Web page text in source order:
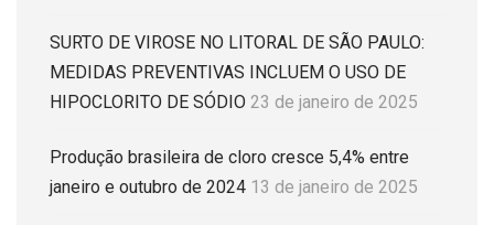
SURTO DE VIROSE NO LITORAL DE SÃO PAULO:
MEDIDAS PREVENTIVAS INCLUEM O USO DE
HIPOCLORITO DE SÓDIO 23 de janeiro de 2025
Produção brasileira de cloro cresce 5,4% entre
janeiro e outubro de 2024 13 de janeiro de 2025